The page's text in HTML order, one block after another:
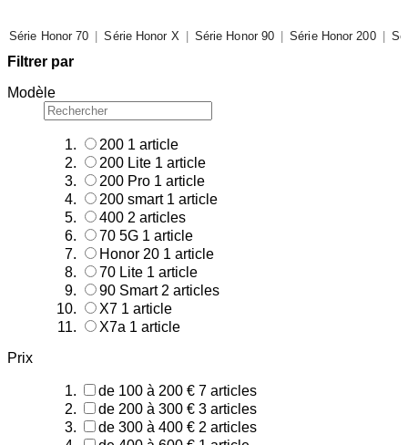
Série Honor 70 Série Honor X Série Honor 90 Série Honor 200
Filtrer par
Modèle
200 1 article
200 Lite 1 article
200 Pro 1 article
200 smart 1 article
400 2 articles
70 5G 1 article
Honor 20 1 article
70 Lite 1 article
90 Smart 2 articles
X7 1 article
X7a 1 article
Prix
de 100 à 200 € 7 articles
de 200 à 300 € 3 articles
de 300 à 400 € 2 articles